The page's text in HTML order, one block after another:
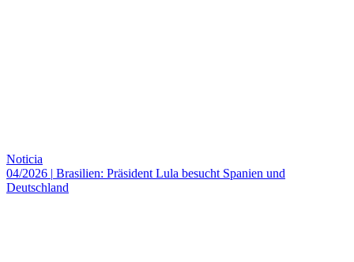
Noticia
04/2026 | Brasilien: Präsident Lula besucht Spanien und
Deutschland